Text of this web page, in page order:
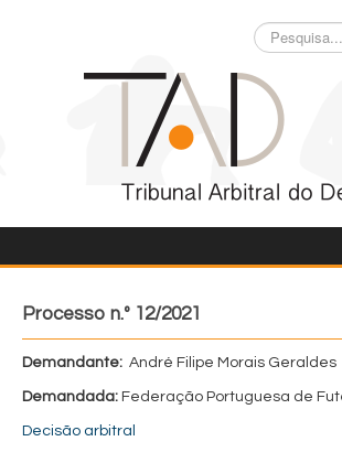
Pesquisa...
Processo n.º 12/2021
Demandante: André Filipe Morais Geraldes
Demandada: Federação Portuguesa de
Decisão arbitral